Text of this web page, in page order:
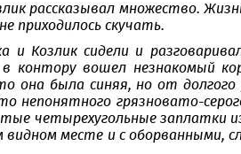
рассказывал множество.
приходилось скучать.
и Козлик сидели и
контору вошел незнакомый
она была синяя, но от
непонятного грязновато-
четырехугольные заплатки
видном месте и с оборванными,